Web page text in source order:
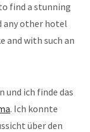
find a stunning
any other hotel
and with such an
und ich finde das
. Ich konnte
über den